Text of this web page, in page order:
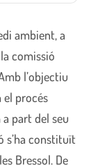
ambient, a
comissió
l’objectiu
el procés
part del seu
s’ha constituït
Bressol. De